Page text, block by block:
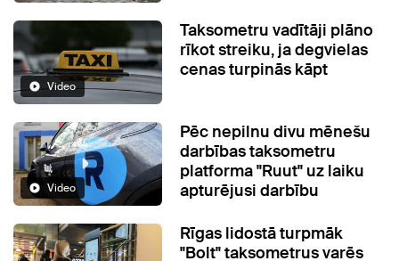
Video
Taksometru vadītāji plāno
rīkot streiku, ja degvielas
cenas turpinās kāpt
Video
Pēc nepilnu divu mēnešu
darbības taksometru
platforma "Ruut" uz laiku
apturējusi darbību
Rīgas lidostā turpmāk
"Bolt" taksometrus varēs